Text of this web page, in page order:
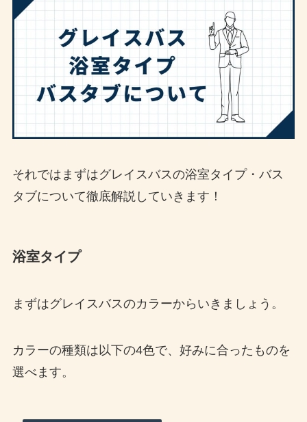
それではまずはグレイスバスの浴室タイプ・バス
タブについて徹底解説していきます！
浴室タイプ
まずはグレイスバスのカラーからいきましょう。
カラーの種類は以下の4色で、好みに合ったものを
選べます。